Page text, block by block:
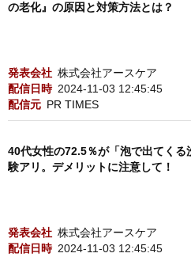
の老化』の原因と対策方法とは？
発表会社 株式会社アースケア
配信日時 2024-11-03 12:45:45
配信元 PR TIMES
40代女性の72.5％が「泡で出てくる
験アリ。デメリットに注意して！
発表会社 株式会社アースケア
配信日時 2024-11-03 12:45:45